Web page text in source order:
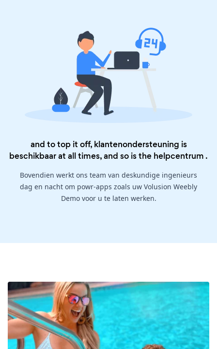
and to top it off, klantenondersteuning is
beschikbaar at all times, and so is the helpcentrum .
Bovendien werkt ons team van deskundige ingenieurs
dag en nacht om powr-apps zoals uw Volusion Weebly
Demo voor u te laten werken.